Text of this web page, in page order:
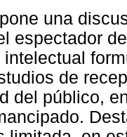
una
espectador
de
del público,